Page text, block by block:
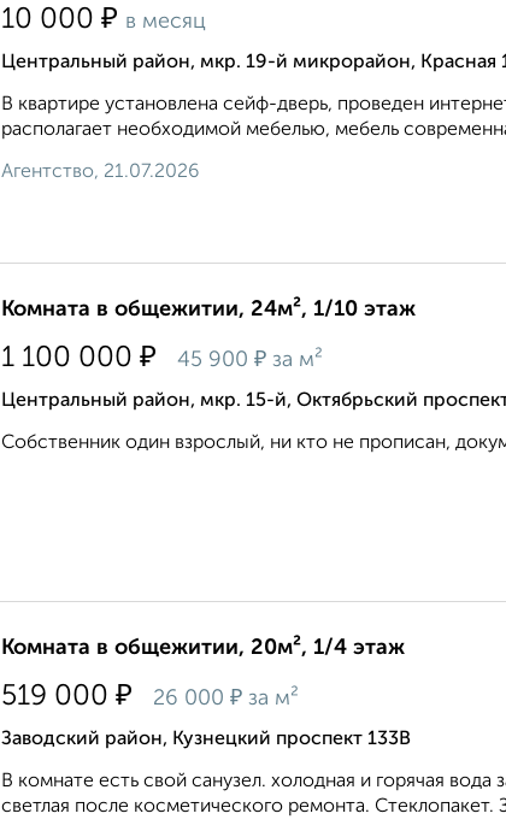
10 000 ₽ в месяц
Центральный район, мкр. 19-й микрорайон, Красная
В квартире установлена сейф-дверь, проведен
располагает необходимой мебелью, мебель
Агентство, 21.07.2026
Комната в общежитии, 24м², 1/10 этаж
1 100 000 ₽ 45 900 ₽ за м²
Центральный район, мкр. 15-й, Октябрьский
Собственник один взрослый, ни кто не прописан,
Комната в общежитии, 20м², 1/4 этаж
519 000 ₽ 26 000 ₽ за м²
Заводский район, Кузнецкий проспект 133В
В комнате есть свой санузел. холодная и горячая
светлая после косметического ремонта. Стеклопакет.